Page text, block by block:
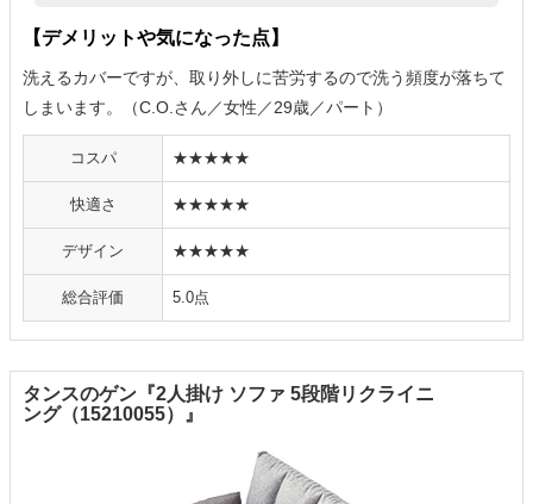
【デメリットや気になった点】
洗えるカバーですが、取り外しに苦労するので洗う頻度が落ちて
しまいます。（C.O.さん／女性／29歳／パート）
コスパ ★★★★★
快適さ ★★★★★
デザイン ★★★★★
総合評価 5.0点
タンスのゲン『2人掛け ソファ 5段階リクライニ
ング（15210055）』